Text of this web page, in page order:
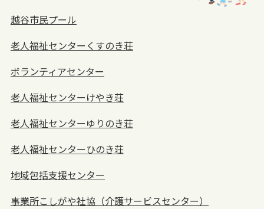
越谷市民プール
老人福祉センターくすのき荘
ボランティアセンター
老人福祉センターけやき荘
老人福祉センターゆりのき荘
老人福祉センターひのき荘
地域包括支援センター
事業所こしがや社協（介護サービスセンター）